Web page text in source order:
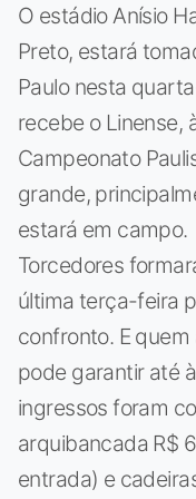
O estádio Anísio
Preto, estará
Paulo nesta
recebe o Linense,
Campeonato
grande,
estará em campo.
Torcedores
última terça-feira
confronto. E
pode garantir até
ingressos foram
arquibancada R$
entrada) e